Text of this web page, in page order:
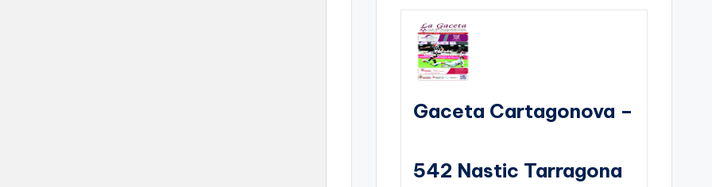
Gaceta Cartagonova –
542 Nastic Tarragona